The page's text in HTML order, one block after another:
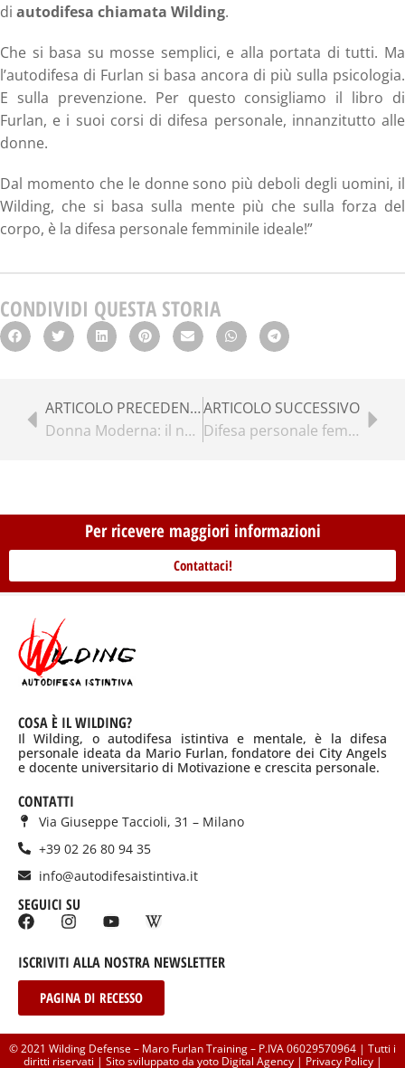
di autodifesa chiamata Wilding.
Che si basa su mosse semplici, e alla portata di tutti. Ma
l’autodifesa di Furlan si basa ancora di più sulla psicologia.
E sulla prevenzione. Per questo consigliamo il libro di
Furlan, e i suoi corsi di difesa personale, innanzitutto alle
donne.
Dal momento che le donne sono più deboli degli uomini, il
Wilding, che si basa sulla mente più che sulla forza del
corpo, è la difesa personale femminile ideale!”
CONDIVIDI QUESTA STORIA
ARTICOLO PRECEDENTE
Donna Moderna: il nuovo corso di autodifesa di chiama Wilding
ARTICOLO SUCCESSIVO
Difesa personale femminile: sul Corriere della Sera il libro di Mario Furlan!
Per ricevere maggiori informazioni
Contattaci!
COSA È IL WILDING?
Il Wilding, o autodifesa istintiva e mentale, è la difesa
personale ideata da Mario Furlan, fondatore dei City Angels
e docente universitario di Motivazione e crescita personale.
CONTATTI
Via Giuseppe Taccioli, 31 – Milano
+39 02 26 80 94 35
info@autodifesaistintiva.it
SEGUICI SU
ISCRIVITI ALLA NOSTRA NEWSLETTER
PAGINA DI RECESSO
© 2021 Wilding Defense – Maro Furlan Training – P.IVA 06029570964 | Tutti i
diritti riservati | Sito sviluppato da yoto Digital Agency | Privacy Policy|